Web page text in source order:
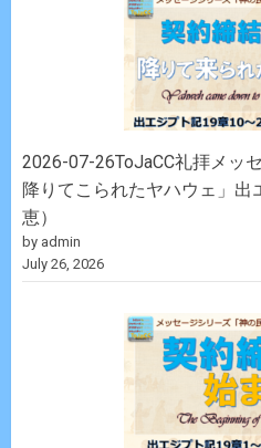
2026-07-26ToJaCC礼拝メッ
降りてこられたヤハウェ」出
恵）
by admin
July 26, 2026